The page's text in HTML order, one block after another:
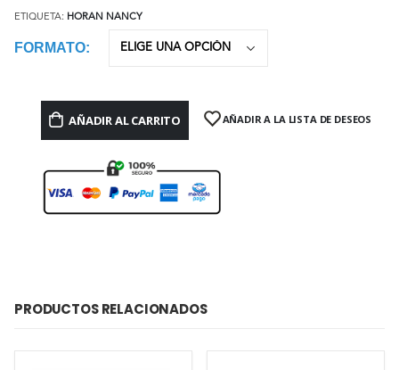
ETIQUETA: HORAN NANCY
FORMATO
AÑADIR AL CARRITO AÑADIR A LA LISTA DE DESEOS
PRODUCTOS RELACIONADOS